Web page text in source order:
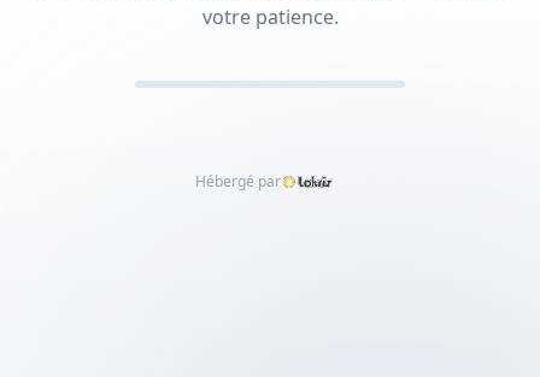
votre patience.
Hébergé par